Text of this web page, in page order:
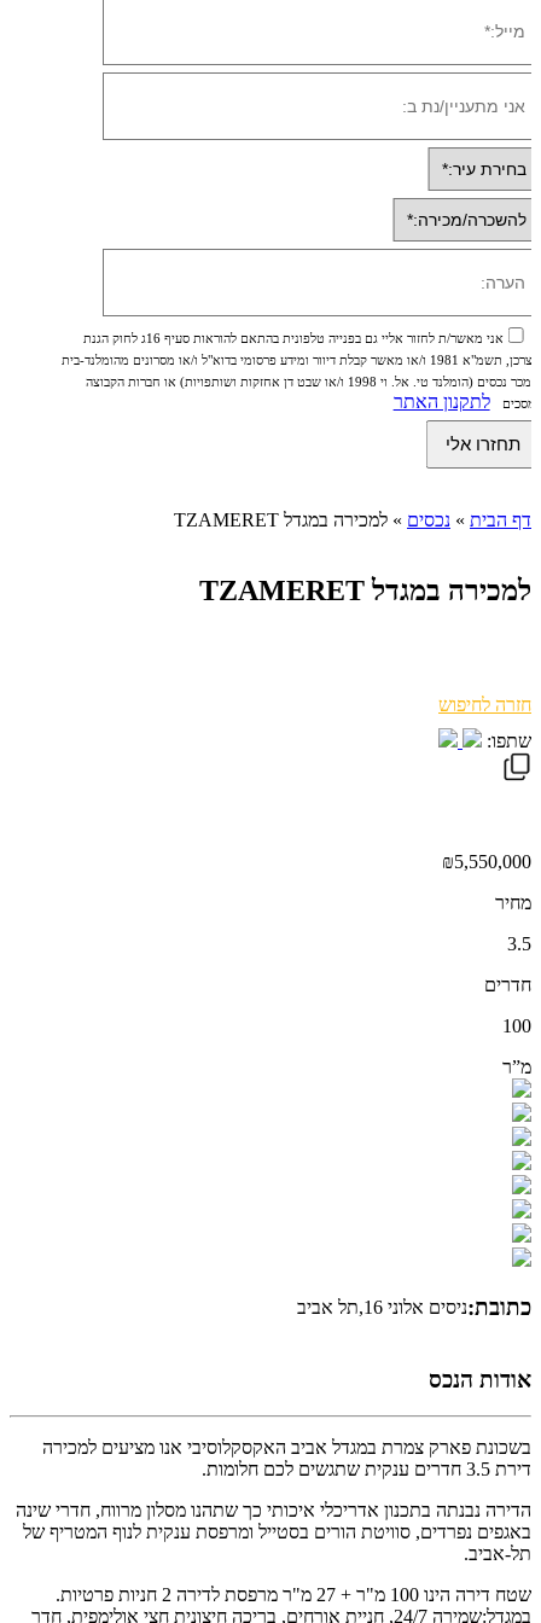
אני מאשר/ת לחזור אליי גם בפנייה טלפונית בהתאם להוראות סעיף 16ג לחוק הגנת
הצרכן, תשמ"א 1981 ו/או מאשר קבלת דיוור ומידע פרסומי בדוא"ל ו/או מסרונים מהומלנד-בית
ממכר נכסים (הומלנד טי. אל. וי 1998 ו/או שבט דן אחזקות ושותפויות) או חברות הקבוצה
ומסכים
לתקנון האתר
דף הבית » נכסים » למכירה במגדל TZAMERET
למכירה במגדל TZAMERET
חזרה לחיפוש
שתפו:
₪5,550,000
מחיר
3.5
חדרים
100
מ”ר
כתובת:ניסים אלוני 16,תל אביב
אודות הנכס
בשכונת פארק צמרת במגדל אביב האקסקלוסיבי אנו מציעים למכירה
דירת 3.5 חדרים ענקית שתגשים לכם חלומות.
הדירה נבנתה בתכנון אדריכלי איכותי כך שתהנו מסלון מרווח, חדרי שינה
באגפים נפרדים, סוויטת הורים בסטייל ומרפסת ענקית לנוף המטריף של
תל-אביב.
שטח דירה הינו 100 מ"ר + 27 מ"ר מרפסת לדירה 2 חניות פרטיות.
במגדל:שמירה 24/7, חניית אורחים, בריכה חיצונית חצי אולימפית, חדר